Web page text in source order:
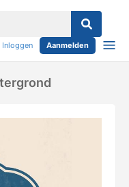
Inloggen Aanmelden